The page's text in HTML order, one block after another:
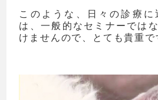
このような、日々の診療に
は、一般的なセミナーでは
けませんので、とても貴重で